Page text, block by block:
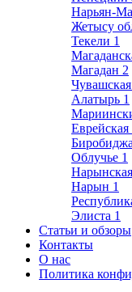
Нарьян-
Жетысу
Текели 1
Магадан 2
Алатырь 1
Еврейская
Облучье 1
Нарын 1
Элиста 1
Статьи и обзоры
Контакты
О нас
Политика